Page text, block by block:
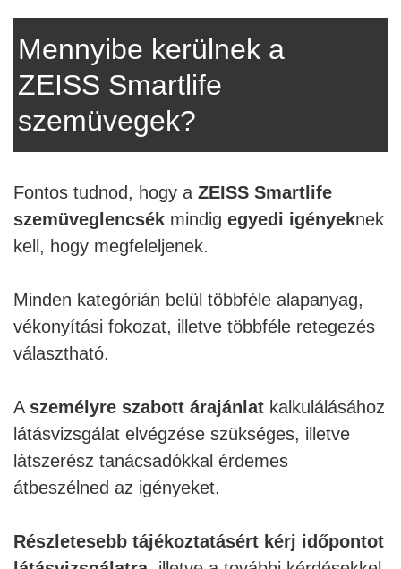
Mennyibe kerülnek a
ZEISS Smartlife
szemüvegek?
Fontos tudnod, hogy a ZEISS Smartlife
szemüveglencsék mindig egyedi igényeknek
kell, hogy megfeleljenek.
Minden kategórián belül többféle alapanyag,
vékonyítási fokozat, illetve többféle retegezés
választható.
A személyre szabott árajánlat kalkulálásához
látásvizsgálat elvégzése szükséges, illetve
látszerész tanácsadókkal érdemes
átbeszélned az igényeket.
Részletesebb tájékoztatásért kérj időpontot